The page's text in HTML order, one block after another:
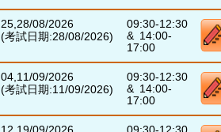
25,28/08/2026
(考試日期:28/08/2026)
09:30-12:30
& 14:00-
17:00
04,11/09/2026
(考試日期:11/09/2026)
09:30-12:30
& 14:00-
17:00